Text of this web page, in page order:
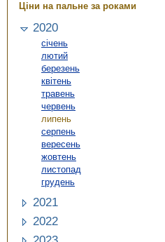
Ціни на пальне за роками
2020
січень
лютий
березень
квітень
травень
червень
липень
серпень
вересень
жовтень
листопад
грудень
2021
2022